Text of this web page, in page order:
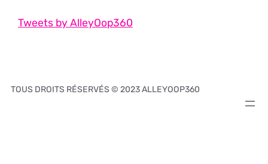
Tweets by AlleyOop360
TOUS DROITS RÉSERVÉS © 2023 ALLEYOOP360